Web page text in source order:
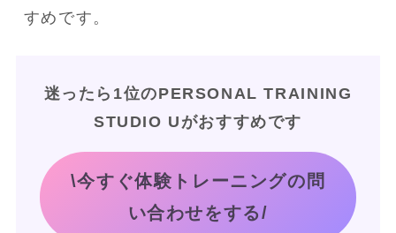
すめです。
迷ったら1位のPERSONAL TRAINING
STUDIO Uがおすすめです
\今すぐ体験トレーニングの問
い合わせをする/